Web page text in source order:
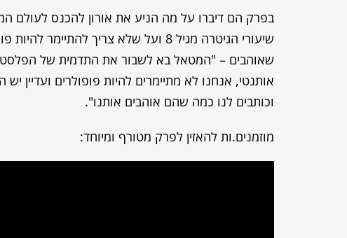
בפרק הם דיברו על מה הניע את אורון להכנס לעולם
שיעורי הגיטרה מגיל 8 ועל שלא צריך
שאוהבים – "המטאל בא לשבור את התדמית של
אותנטי, אנחנו לא מתיימרים להיות פופולרים ועדיין
וכותבים לנו כמה שהם אוהבים אותנו".
מוזמנים.ות להאזין לפרק מטורף ומיוחד: